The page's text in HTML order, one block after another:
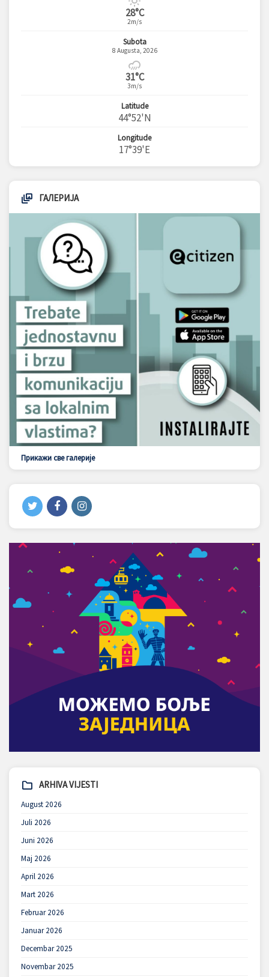
28°C
2m/s
Subota
8 Augusta, 2026
31°C
3m/s
Latitude
44°52'N
Longitude
17°39'E
ГАЛЕРИЈА
Прикажи све галерије
ARHIVA VIJESTI
August 2026
Juli 2026
Juni 2026
Maj 2026
April 2026
Mart 2026
Februar 2026
Januar 2026
Decembar 2025
Novembar 2025